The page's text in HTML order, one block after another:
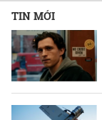
TIN MỚI